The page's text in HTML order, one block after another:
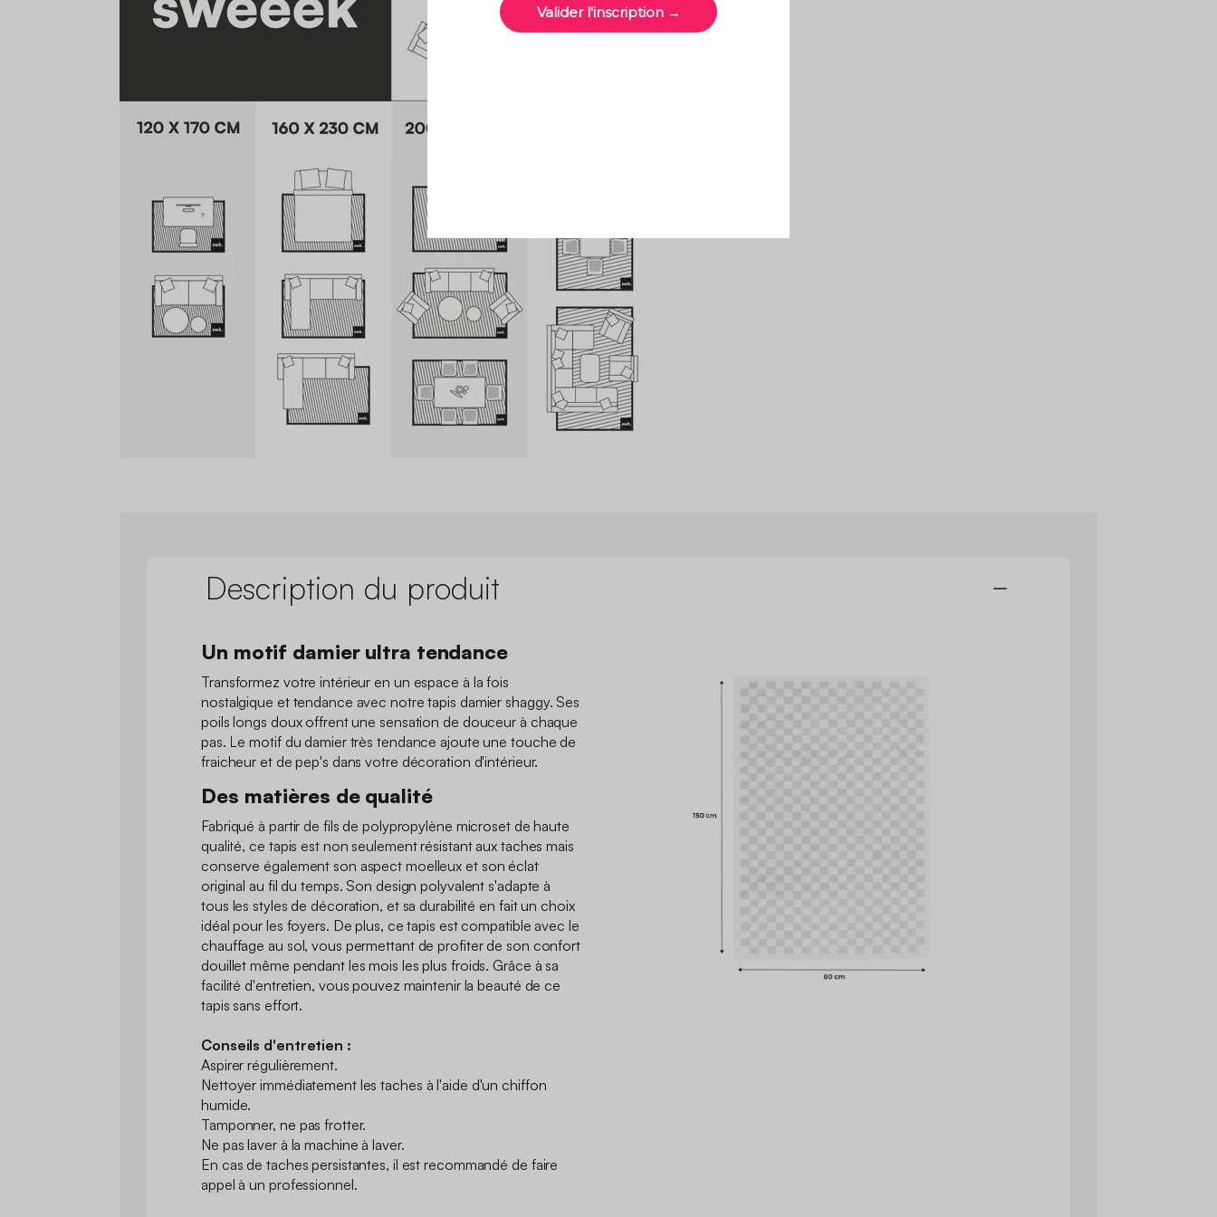
Description du produit
Un motif damier ultra tendance
Transformez votre intérieur en un espace à la fois
nostalgique et tendance avec notre tapis damier shaggy. Ses
poils longs doux offrent une sensation de douceur à chaque
pas. Le motif du damier très tendance ajoute une touche de
fraicheur et de pep's dans votre décoration d'intérieur.
Des matières de qualité
Fabriqué à partir de fils de polypropylène microset de haute
qualité, ce tapis est non seulement résistant aux taches mais
conserve également son aspect moelleux et son éclat
original au fil du temps. Son design polyvalent s'adapte à
tous les styles de décoration, et sa durabilité en fait un choix
idéal pour les foyers. De plus, ce tapis est compatible avec le
chauffage au sol, vous permettant de profiter de son confort
douillet même pendant les mois les plus froids. Grâce à sa
facilité d'entretien, vous pouvez maintenir la beauté de ce
tapis sans effort.
Conseils d'entretien :
Aspirer régulièrement.
Nettoyer immédiatement les taches à l'aide d'un chiffon
humide.
Tamponner, ne pas frotter.
Ne pas laver à la machine à laver.
En cas de taches persistantes, il est recommandé de faire
appel à un professionnel.